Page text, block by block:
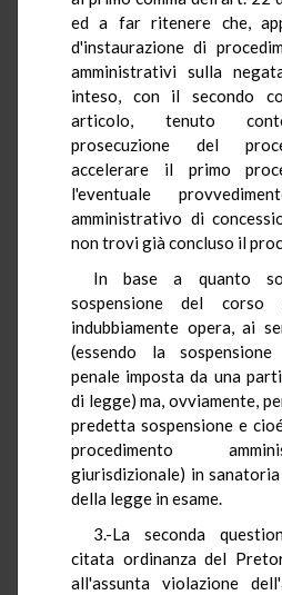
ed a far ritenere che,
d'instaurazione di
amministrativi sulla
inteso, con il secondo
articolo, tenuto
prosecuzione del
accelerare il primo
l'eventuale
amministrativo di
non trovi già concluso il
In base a quanto
sospensione del corso
indubbiamente opera, ai
(essendo la
penale imposta da una
di legge) ma, ovviamente,
predetta sospensione e
procedimento
giurisdizionale) in
della legge in esame.
3.-La seconda
citata ordinanza del
all'assunta violazione